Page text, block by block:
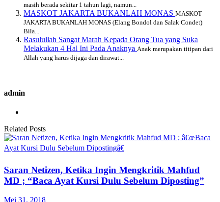
masih berada sekitar 1 tahun lagi, namun...
MASKOT JAKARTA BUKANLAH MONAS MASKOT
JAKARTA BUKANLAH MONAS (Elang Bondol dan Salak Condet)
Bila...
Rasulullah Sangat Marah Kepada Orang Tua yang Suka
Melakukan 4 Hal Ini Pada Anaknya Anak merupakan titipan dari
Allah yang harus dijaga dan dirawat...
admin
Related Posts
Saran Netizen, Ketika Ingin Mengkritik Mahfud
MD ; “Baca Ayat Kursi Dulu Sebelum Diposting”
Mei 31, 2018